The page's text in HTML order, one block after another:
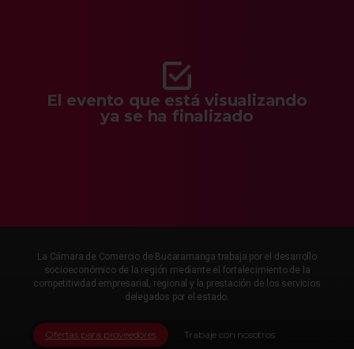
El evento que está visualizando
ya se ha finalizado
La Cámara de Comercio de Bucaramanga trabaja por el desarrollo
socioeconómico de la región mediante el fortalecimiento de la
competitividad empresarial, regional y la prestación de los servicios
delegados por el estado.
Trabaje con nosotros
Ofertas para proveedores